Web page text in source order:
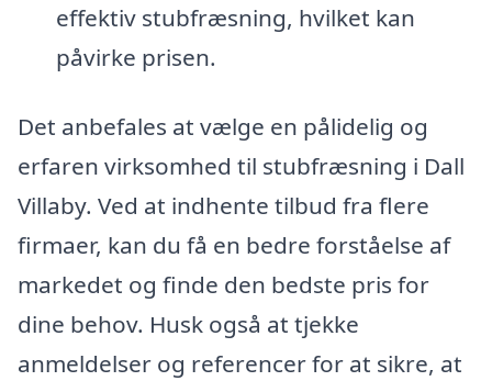
effektiv stubfræsning, hvilket kan
påvirke prisen.
Det anbefales at vælge en pålidelig og
erfaren virksomhed til stubfræsning i Dall
Villaby. Ved at indhente tilbud fra flere
firmaer, kan du få en bedre forståelse af
markedet og finde den bedste pris for
dine behov. Husk også at tjekke
anmeldelser og referencer for at sikre, at